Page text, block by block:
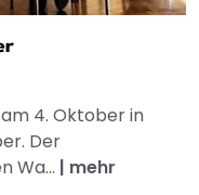
4. Oktober in
Der
Wa... | mehr